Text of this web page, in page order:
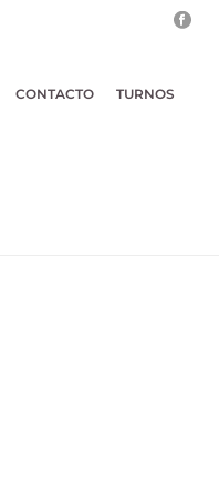
CONTACTO TURNOS